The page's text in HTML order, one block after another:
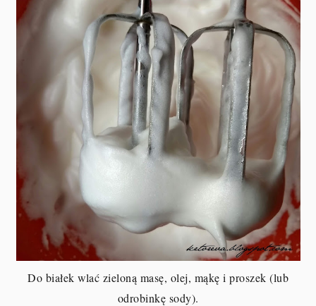
Do białek wlać zieloną masę, olej, mąkę i proszek (lub
odrobinkę sody).